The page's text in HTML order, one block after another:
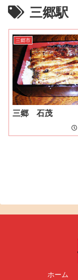
三郷駅
三郷市
三郷 石茂
ホーム